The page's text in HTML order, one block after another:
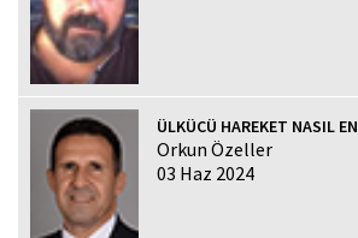
ÜLKÜCÜ HAREKET NASIL
Orkun Özeller
03 Haz 2024